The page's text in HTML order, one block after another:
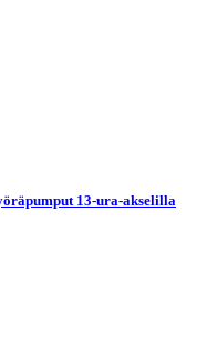
13-ura-akselilla